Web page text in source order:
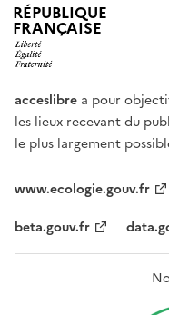
RÉPUBLIQUE
FRANÇAISE
acceslibre a pour
les lieux recevant du
le plus largement
www.ecologie.gouv.fr
beta.gouv.fr